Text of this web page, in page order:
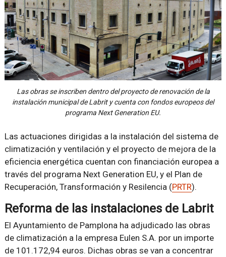
Las obras se inscriben dentro del proyecto de renovación de la
instalación municipal de Labrit y cuenta con fondos europeos del
programa Next Generation EU.
Las actuaciones dirigidas a la instalación del sistema de
climatización y ventilación y el proyecto de mejora de la
eficiencia energética cuentan con financiación europea a
través del programa Next Generation EU, y el Plan de
Recuperación, Transformación y Resilencia (PRTR).
Reforma de las instalaciones de Labrit
El Ayuntamiento de Pamplona ha adjudicado las obras
de climatización a la empresa Eulen S.A. por un importe
de 101.172,94 euros. Dichas obras se van a concentrar